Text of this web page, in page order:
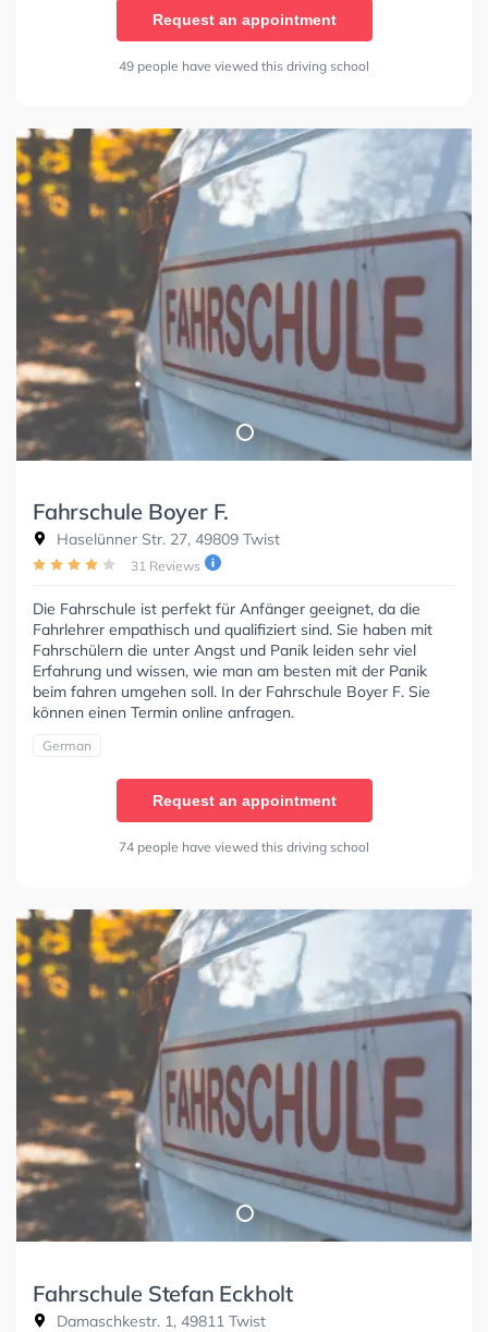
Request an appointment
49 people have viewed this driving school
Fahrschule Boyer F.
Haselünner Str. 27, 49809 Twist
31 Reviews
Die Fahrschule ist perfekt für Anfänger geeignet, da die
Fahrlehrer empathisch und qualifiziert sind. Sie haben mit
Fahrschülern die unter Angst und Panik leiden sehr viel
Erfahrung und wissen, wie man am besten mit der Panik
beim fahren umgehen soll. In der Fahrschule Boyer F. Sie
können einen Termin online anfragen.
German
Request an appointment
74 people have viewed this driving school
Fahrschule Stefan Eckholt
Damaschkestr. 1, 49811 Twist